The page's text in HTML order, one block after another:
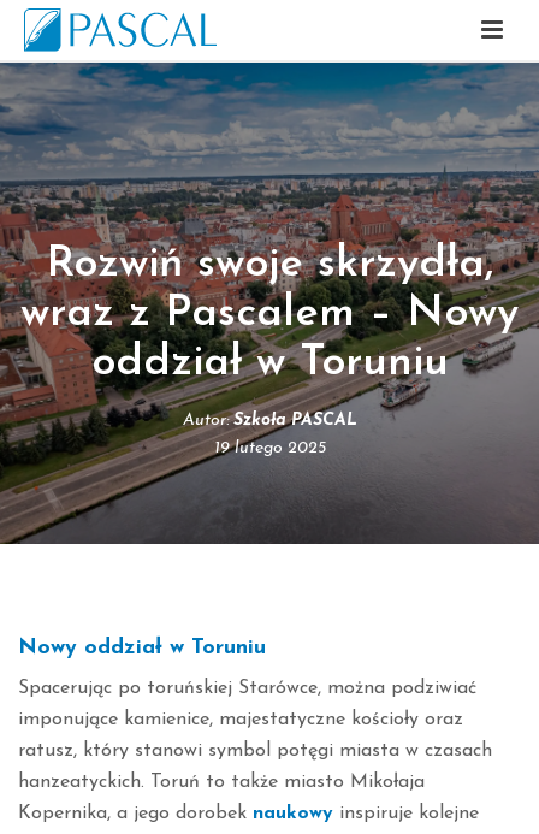
Rozwiń swoje skrzydła,
wraz z Pascalem – Nowy
oddział w Toruniu
Autor:Szkoła PASCAL
19 lutego 2025
Nowy oddział w Toruniu
Spacerując po toruńskiej Starówce, można podziwiać
imponujące kamienice, majestatyczne kościoły oraz
ratusz, który stanowi symbol potęgi miasta w czasach
hanzeatyckich. Toruń to także miasto Mikołaja
Kopernika, a jego dorobek naukowy inspiruje kolejne